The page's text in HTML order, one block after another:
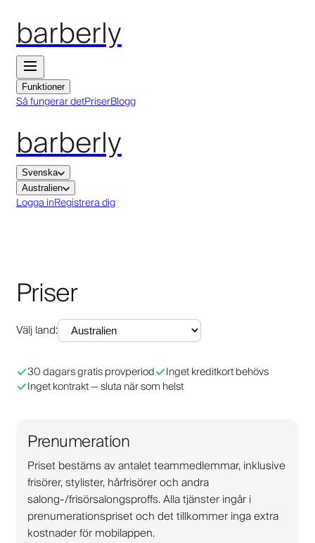
barberly
Funktioner
Så fungerar detPriserBlogg
barberly
Svenska
Australien
Logga inRegistrera dig
Priser
Välj land:
30 dagars gratis provperiod
Inget kreditkort behövs
Inget kontrakt — sluta när som helst
Prenumeration
Priset bestäms av antalet teammedlemmar, inklusive
frisörer, stylister, hårfrisörer och andra
salong-/frisörsalongsproffs. Alla tjänster ingår i
prenumerationspriset och det tillkommer inga extra
kostnader för mobilappen.